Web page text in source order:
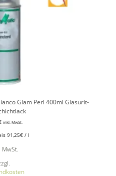
Glam Perl 400ml Glasurit-
inkl. MwSt.
91,25€/ l
MwSt.